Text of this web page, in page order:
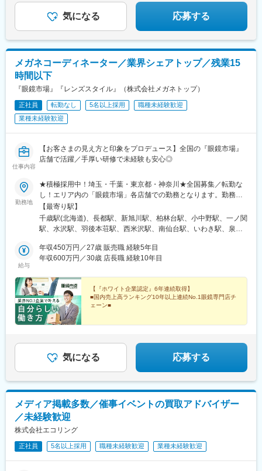
■未経験でも月給25万円～
気になる 応募する
メガネコーディネーター／業界シェアトップ／残業15
時間以下
『眼鏡市場』『レンズスタイル』（株式会社メガネトップ）
正社員 転勤なし 5名以上採用
職種未経験歓迎
業種未経験歓迎
仕事内容
【お客さまの見え方と印象をプロデュース】全国の『眼鏡市場』
店舗で活躍／手厚い研修で未経験も安心◎
勤務地
★積極採用中！埼玉・千葉・東京都・神奈川★全国募集／転勤な
し！エリア内の「眼鏡市場」各店舗での勤務となります。勤務地
は相談の上決定します。◎U・Iターン歓迎◎マイカー通勤OK（店
舗により異なります）※受動喫煙対策：屋内完全禁煙【募集エリ
ア】複数店舗で募集中！北海道／青森県／岩手県／宮城県／秋田
／栃木県／群馬県新潟県／富山県／石川県／福井県／山梨県／長
野県／岐阜県静岡県／愛知県／三重県京都府／大阪府／兵庫県／
／佐賀県／長崎県／熊本県／大分県／宮崎県／鹿児島県詳細は当
社HPよりご確認下さい！
【最寄り駅】
千歳駅(北海道)、長都駅、新旭川駅、柏林台駅、小中野駅、一ノ関
駅、水沢駅、羽後本荘駅、西米沢駅、南仙台駅、いわき駅、泉駅
駅、新小岩駅、府中駅(東京都)、新宿駅、新宿駅(東京メトロ)、亀
戸駅、有明テニスの森駅、豊洲駅、国立駅、渋谷駅、中野駅(東京
西駅、仙川駅、花小金井駅、高島平駅、成瀬駅、大山駅(東京都)、
上板橋駅、錦糸町駅、大井町駅、品川シーサイド駅、武蔵小金井
駅、京成上野駅、吉祥寺駅、赤羽駅、荻窪駅、瑞江駅、池袋駅、
曳舟駅、光が丘駅、大泉学園駅、千住大橋駅、古淵駅、多磨霊園
駅、橋本駅(神奈川県)、中神駅、多摩センター駅、めじろ台駅、西
浜駅、磯子駅、本郷台駅、戸塚駅、上大岡駅、日吉本町駅、横浜
駅、たまプラーザ駅、中川駅(神奈川県)、センター南駅、蒔田駅、
十日市場駅(神奈川県)、湘南深沢駅、大船駅、辻堂駅、渋沢駅、あ
駅、元町・中華街駅、金沢文庫駅、相模原駅、千葉ニュータウン
中央駅、新浦安駅、行徳駅、南行徳駅、松戸駅、公津の杜駅、東
千葉駅、逆井駅、鰭ケ崎駅、加須駅、羽生駅、石原駅(埼玉県)、越
駅、真岡駅、館林駅、下新田駅、太田駅(群馬県)、片原町駅(富山
県)、新富山口駅、朝菜町駅、速星駅、加賀温泉駅、小松駅、野々
給与
年収450万円／27歳 販売職 経験5年目
年収600万円／30歳 店長職 経験10年目
【『ホワイト企業認定』6年連続取得】
■国内売上高ランキング10年以上連続No.1眼鏡専門店チ
ェーン■
度、ジョブリターン制度など）
◎社員割引あり
気になる 応募する
メディア掲載多数／催事イベントの買取アドバイザー
／未経験歓迎
株式会社エコリング
正社員 5名以上採用 職種未経験歓迎 業種未経験歓迎